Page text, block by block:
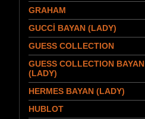
GRAHAM
GUCCİ BAYAN (LADY)
GUESS COLLECTION
GUESS COLLECTION BAYAN
(LADY)
HERMES BAYAN (LADY)
HUBLOT